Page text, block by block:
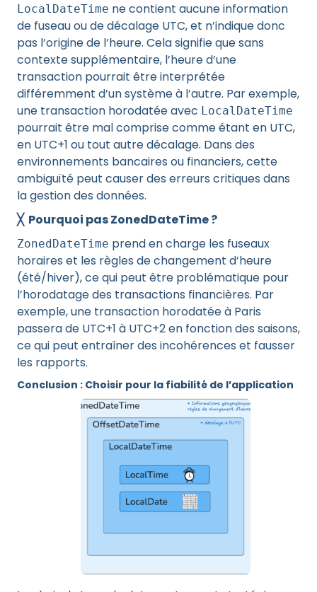
LocalDateTime ne contient aucune information
de fuseau ou de décalage UTC, et n’indique donc
pas l’origine de l’heure. Cela signifie que sans
contexte supplémentaire, l’heure d’une
transaction pourrait être interprétée
différemment d’un système à l’autre. Par exemple,
une transaction horodatée avec LocalDateTime
pourrait être mal comprise comme étant en UTC,
en UTC+1 ou tout autre décalage. Dans des
environnements bancaires ou financiers, cette
ambiguïté peut causer des erreurs critiques dans
la gestion des données.
╳ Pourquoi pas ZonedDateTime ?
ZonedDateTime prend en charge les fuseaux
horaires et les règles de changement d’heure
(été/hiver), ce qui peut être problématique pour
l’horodatage des transactions financières. Par
exemple, une transaction horodatée à Paris
passera de UTC+1 à UTC+2 en fonction des saisons,
ce qui peut entraîner des incohérences et fausser
les rapports.
Conclusion : Choisir pour la fiabilité de l’application